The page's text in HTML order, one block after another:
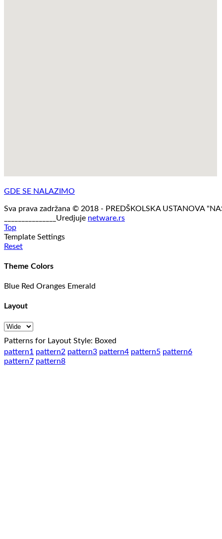
GDE SE NALAZIMO
Sva prava zadržana © 2018 - PREDŠKOLSKA USTANOVA
_______________Uredjuje netware.rs
Top
Template Settings
Reset
Theme Colors
Blue Red Oranges Emerald
Layout
Patterns for Layout Style: Boxed
pattern1 pattern2 pattern3 pattern4 pattern5 pattern6
pattern7 pattern8